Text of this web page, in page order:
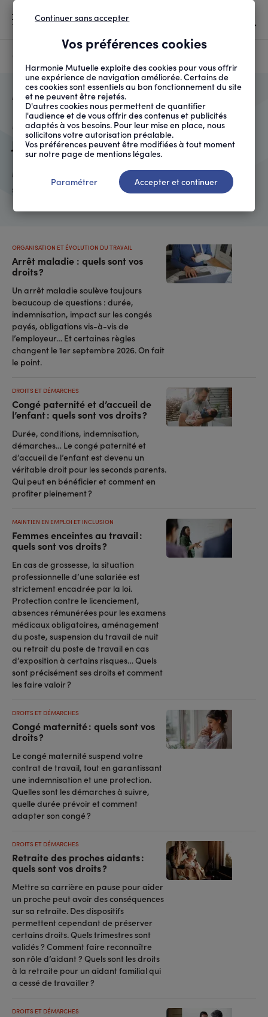
D'ARIANE
ACCUEIL QUI SOMMES-NOUS ? AUTEURS
Marina Al Rubaee
Journaliste
Marina Al Rubaee est journaliste spécialisée dans le
secteur social et médico-social.
Arrêt maladie : quels sont vos
droits ?
ORGANISATION ET ÉVOLUTION DU TRAVAIL
Un arrêt maladie soulève toujours
beaucoup de questions : durée,
indemnisation, impact sur les congés
payés, obligations vis-à-vis de
l’employeur… Et certaines règles
changent le 1er septembre 2026. On fait
le point.
Congé paternité et d’accueil de
l’enfant : quels sont vos droits ?
DROITS ET DÉMARCHES
Durée, conditions, indemnisation,
démarches… Le congé paternité et
d’accueil de l’enfant est devenu un
véritable droit pour les seconds parents.
Qui peut en bénéficier et comment en
profiter pleinement ?
Femmes enceintes au travail :
quels sont vos droits ?
MAINTIEN EN EMPLOI ET INCLUSION
En cas de grossesse, la situation
professionnelle d’une salariée est
strictement encadrée par la loi.
Protection contre le licenciement,
absences rémunérées pour les examens
médicaux obligatoires, aménagement
du poste, suspension du travail de nuit
ou retrait du poste de travail en cas
d’exposition à certains risques… Quels
sont précisément ses droits et comment
les faire valoir ?
Congé maternité : quels sont vos
droits ?
DROITS ET DÉMARCHES
Le congé maternité suspend votre
contrat de travail, tout en garantissant
une indemnisation et une protection.
Quelles sont les démarches à suivre,
quelle durée prévoir et comment
adapter son congé ?
Retraite des proches aidants :
quels sont vos droits ?
DROITS ET DÉMARCHES
Mettre sa carrière en pause pour aider
un proche peut avoir des conséquences
sur sa retraite. Des dispositifs
permettent cependant de préserver
certains droits. Quels trimestres sont
validés ? Comment faire reconnaître
son rôle d’aidant ? Quels sont les droits
à la retraite pour un aidant familial qui
a cessé de travailler ?
DROITS ET DÉMARCHES
Vos préférences cookies
Harmonie Mutuelle exploite des cookies pour vous offrir
une expérience de navigation améliorée. Certains de
ces cookies sont essentiels au bon fonctionnement du site
et ne peuvent être rejetés.
D'autres cookies nous permettent de quantifier
l'audience et de vous offrir des contenus et publicités
adaptés à vos besoins. Pour leur mise en place, nous
sollicitons votre autorisation préalable.
Vos préférences peuvent être modifiées à tout moment
sur notre page de mentions légales.
Continuer sans accepter
Paramétrer Accepter et continuer